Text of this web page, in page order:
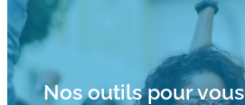
Nos outils pour vous